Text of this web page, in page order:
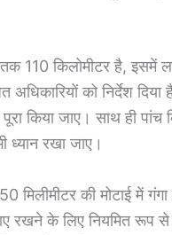
110 किलोमीटर है, इसमें
को निर्देश
किया जाए। साथ ही पांच
ध्यान रखा जाए।
मिलीमीटर की मोटाई में
रखने के लिए नियमित रूप